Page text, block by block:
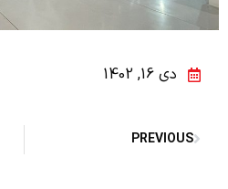
دی 16, 1402
PREVIOUS